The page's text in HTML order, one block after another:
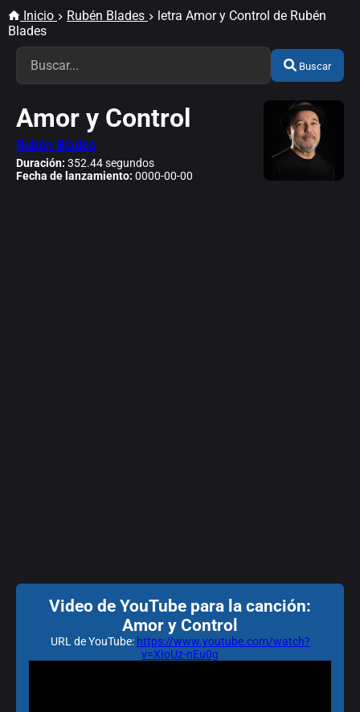
Inicio Rubén Blades
letra Amor y Control de Rubén
Blades
Buscar
Amor y Control
Rubén Blades
Duración: 352.44 segundos
Fecha de lanzamiento: 0000-00-00
Video de YouTube para la canción:
Amor y Control
URL de YouTube: https://www.youtube.com/watch?
v=XIoUz-nEu0g